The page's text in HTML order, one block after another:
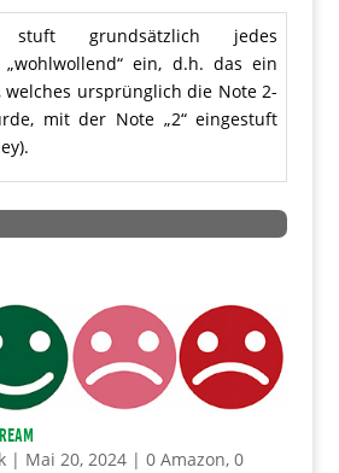
grundsätzlich jedes
„wohlwollend“ ein, d.h. das ein
welches ursprünglich die Note 2-
mit der Note „2“ eingestuft
| Mai 20, 2024| 0 Amazon, 0